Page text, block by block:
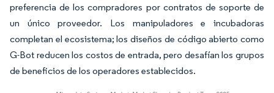
preferencia de los compradores por contratos de soporte de
un único proveedor. Los manipuladores e incubadoras
completan el ecosistema; los diseños de código abierto como
G-Bot reducen los costos de entrada, pero desafían los grupos
de beneficios de los operadores establecidos.